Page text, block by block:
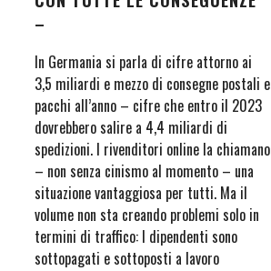
–
In Germania si parla di cifre attorno ai
3,5 miliardi e mezzo di consegne postali e
pacchi all’anno – cifre che entro il 2023
dovrebbero salire a 4,4 miliardi di
spedizioni. I rivenditori online la chiamano
– non senza cinismo al momento – una
situazione vantaggiosa per tutti. Ma il
volume non sta creando problemi solo in
termini di traffico: I dipendenti sono
sottopagati e sottoposti a lavoro